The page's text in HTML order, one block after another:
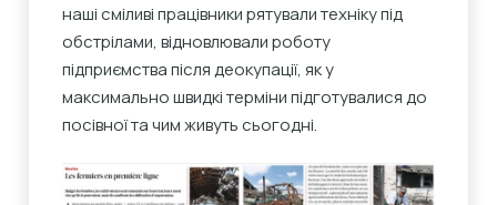
наші сміливі працівники рятували техніку під
обстрілами, відновлювали роботу
підприємства після деокупації, як у
максимально швидкі терміни підготувалися до
посівної та чим живуть сьогодні.